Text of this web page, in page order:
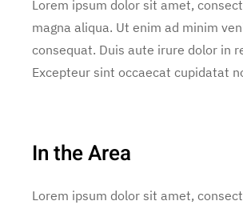
Lorem ipsum dolor sit amet,
magna aliqua. Ut enim ad minim
consequat. Duis aute irure dolor in
Excepteur sint occaecat cupidatat
In the Area
Lorem ipsum dolor sit amet,